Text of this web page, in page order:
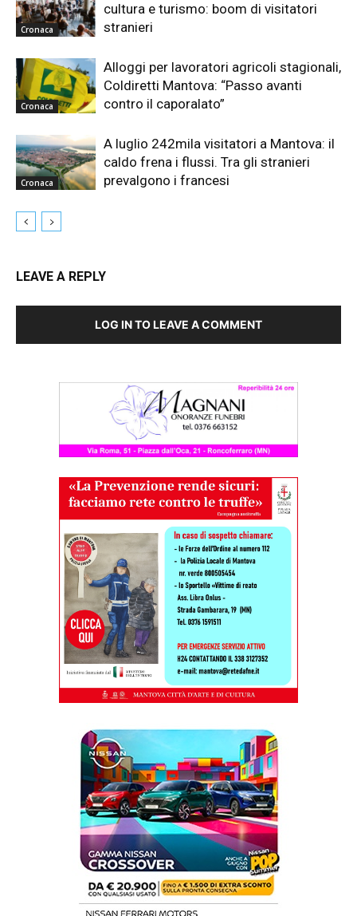
Cronaca
cultura e turismo: boom di visitatori
stranieri
Cronaca
Alloggi per lavoratori agricoli stagionali,
Coldiretti Mantova: “Passo avanti
contro il caporalato”
Cronaca
A luglio 242mila visitatori a Mantova: il
caldo frena i flussi. Tra gli stranieri
prevalgono i francesi
LEAVE A REPLY
LOG IN TO LEAVE A COMMENT